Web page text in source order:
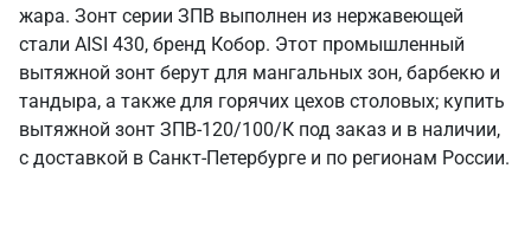
жара. Зонт серии ЗПВ выполнен из нержавеющей
стали AISI 430, бренд Кобор. Этот промышленный
вытяжной зонт берут для мангальных зон, барбекю и
тандыра, а также для горячих цехов столовых; купить
вытяжной зонт ЗПВ-120/100/К под заказ и в наличии,
с доставкой в Санкт‑Петербурге и по регионам России.